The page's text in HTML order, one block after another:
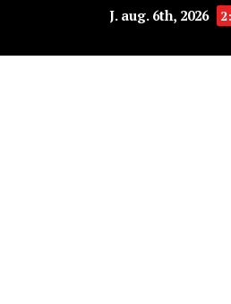
J. aug. 6th, 2026